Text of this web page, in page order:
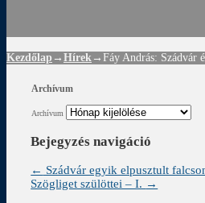
Kezdőlap → Hírek → Fáy András: Szádvár
Archívum
Archívum
Bejegyzés navigáció
← Szádvár egyik elpusztult
Szögliget szülöttei – I. →